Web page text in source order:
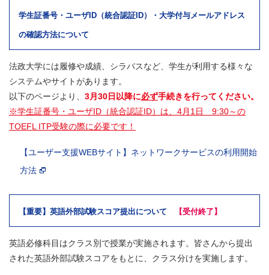
学生証番号・ユーザID（統合認証ID）・大学付与メールアドレス
の確認方法について
法政大学には履修や成績、シラバスなど、学生が利用する様々な
システムやサイトがあります。
以下のページより、 3月30日以降に必ず手続きを行ってください。
※学生証番号・ユーザID（統合認証ID）は、4月1日 9:30～の
TOEFL ITP受験の際に必要です！
【ユーザー支援WEBサイト】ネットワークサービスの利用開始
方法
【重要】英語外部試験スコア提出について 【受付終了】
英語必修科目はクラス別で授業が実施されます。皆さんから提出
された英語外部試験スコアをもとに、クラス分けを実施します。